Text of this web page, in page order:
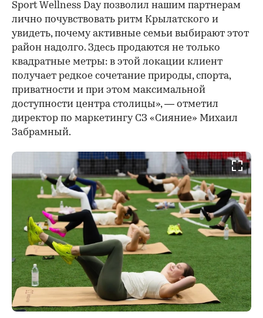
Sport Wellness Day позволил нашим партнерам
лично почувствовать ритм Крылатского и
увидеть, почему активные семьи выбирают этот
район надолго. Здесь продаются не только
квадратные метры: в этой локации клиент
получает редкое сочетание природы, спорта,
приватности и при этом максимальной
доступности центра столицы», — отметил
директор по маркетингу СЗ «Сияние» Михаил
Забрамный.